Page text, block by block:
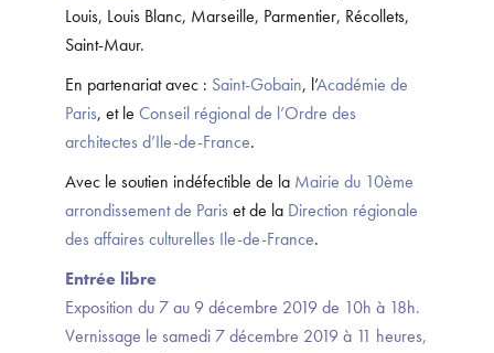
Louis, Louis Blanc, Marseille, Parmentier, Récollets,
Saint-Maur.
En partenariat avec : Saint-Gobain, l’Académie de
Paris, et leConseil régional de l’Ordre des
architectes d’Ile-de-France.
Avec le soutien indéfectible de la Mairie du 10ème
arrondissement de Paris et de la Direction régionale
des affaires culturelles Ile-de-France.
Entrée libre
Exposition du 7 au 9 décembre 2019 de 10h à 18h.
Vernissage le samedi 7 décembre 2019 à 11 heures,